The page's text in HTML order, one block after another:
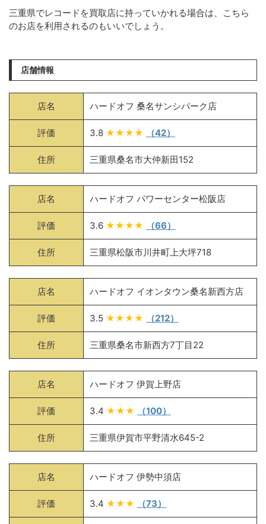
三重県でレコードを買取店に持っていかれる場合は、こちら
のお店を利用されるのもいいでしょう。
店舗情報
店名 ハードオフ 桑名サンシパーク店
評価 3.8 ★★★★ （42）
住所 三重県桑名市大仲新田152
店名 ハードオフ パワーセンター松阪店
評価 3.6 ★★★★ （66）
住所 三重県松阪市川井町上大坪718
店名 ハードオフ イオンタウン桑名新西方店
評価 3.5 ★★★★ （212）
住所 三重県桑名市新西方7丁目22
店名 ハードオフ 伊賀上野店
評価 3.4 ★★★ （100）
住所 三重県伊賀市平野清水645-2
店名 ハードオフ 伊勢中須店
評価 3.4 ★★★ （73）